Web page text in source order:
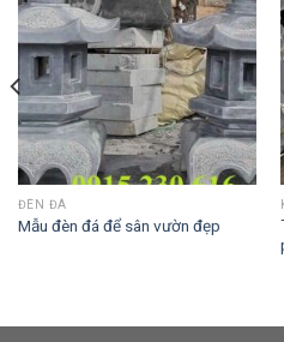
ĐÈN ĐÁ
Mẫu đèn đá để sân vườn đẹp